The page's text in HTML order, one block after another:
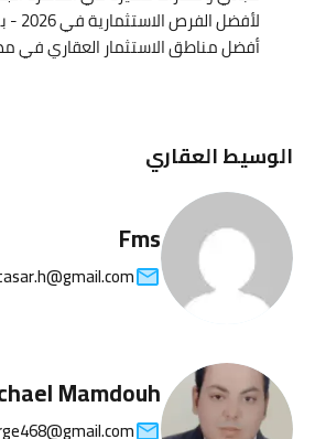
لأفضل الفرص الاستثمارية في 2026 - بوابة مصر العقارية
أفضل مناطق الاستثمار العقاري في مصر
الوسيط العقاري
Fms
Mamdouh